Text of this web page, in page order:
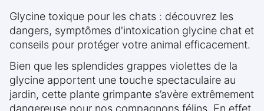
Glycine toxique pour les chats : découvrez les
dangers, symptômes d'intoxication glycine chat et
conseils pour protéger votre animal efficacement.
Bien que les splendides grappes violettes de la
glycine apportent une touche spectaculaire au
jardin, cette plante grimpante s’avère extrêmement